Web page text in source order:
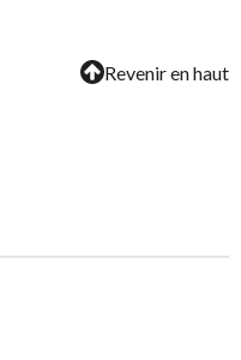
Revenir en haut